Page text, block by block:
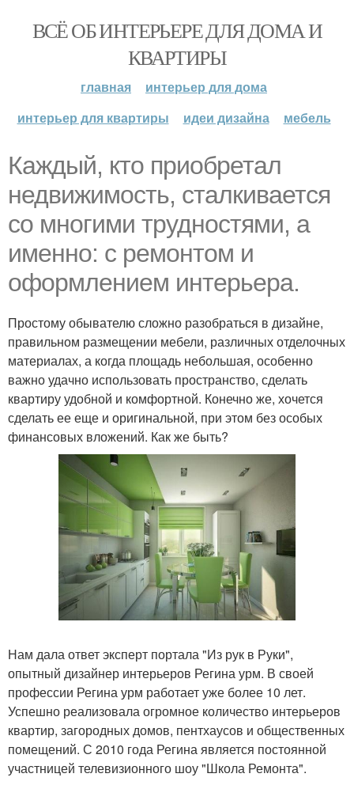
ВСЁ ОБ ИНТЕРЬЕРЕ ДЛЯ ДОМА И
КВАРТИРЫ
главная
интерьер для дома
интерьер для квартиры
идеи дизайна мебель
Каждый, кто приобретал
недвижимость, сталкивается
со многими трудностями, а
именно: с ремонтом и
оформлением интерьера.
Простому обывателю сложно разобраться в дизайне,
правильном размещении мебели, различных отделочных
материалах, а когда площадь небольшая, особенно
важно удачно использовать пространство, сделать
квартиру удобной и комфортной. Конечно же, хочется
сделать ее еще и оригинальной, при этом без особых
финансовых вложений. Как же быть?
Нам дала ответ эксперт портала "Из рук в Руки",
опытный дизайнер интерьеров Регина урм. В своей
профессии Регина урм работает уже более 10 лет.
Успешно реализовала огромное количество интерьеров
квартир, загородных домов, пентхаусов и общественных
помещений. С 2010 года Регина является постоянной
участницей телевизионного шоу "Школа Ремонта".